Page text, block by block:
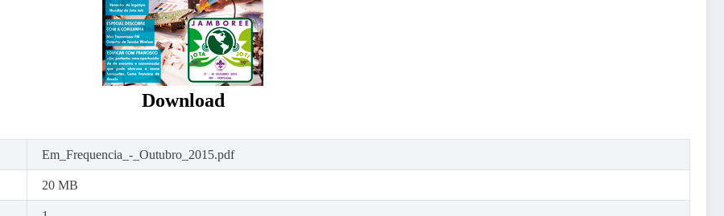
Download
Em_Frequencia_-_Outubro_2015.pdf
20 MB